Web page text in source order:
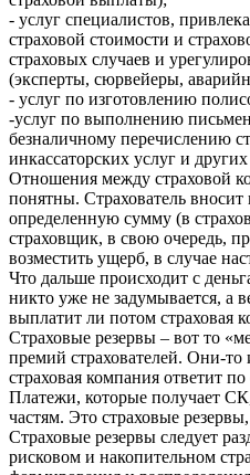
- услуг специалистов,
страховой стоимости и
страховых случаев и
(эксперты, сюрвейеры,
- услуг по изготовлению
-услуг по выполнению
безналичному перечислению
инкассаторских услуг и
Отношения между страховой
понятны. Страхователь
определенную сумму (в
страховщик, в свою очередь,
возместить ущерб, в случае
Что дальше происходит с
никто уже не задумывается, а
выплатит ли потом страховая
Страховые резервы – вот то
премий страхователей. Они-то
страховая компания ответит
Платежи, которые получает
частям. Это страховые
Страховые резервы следует
рисковом и накопительном